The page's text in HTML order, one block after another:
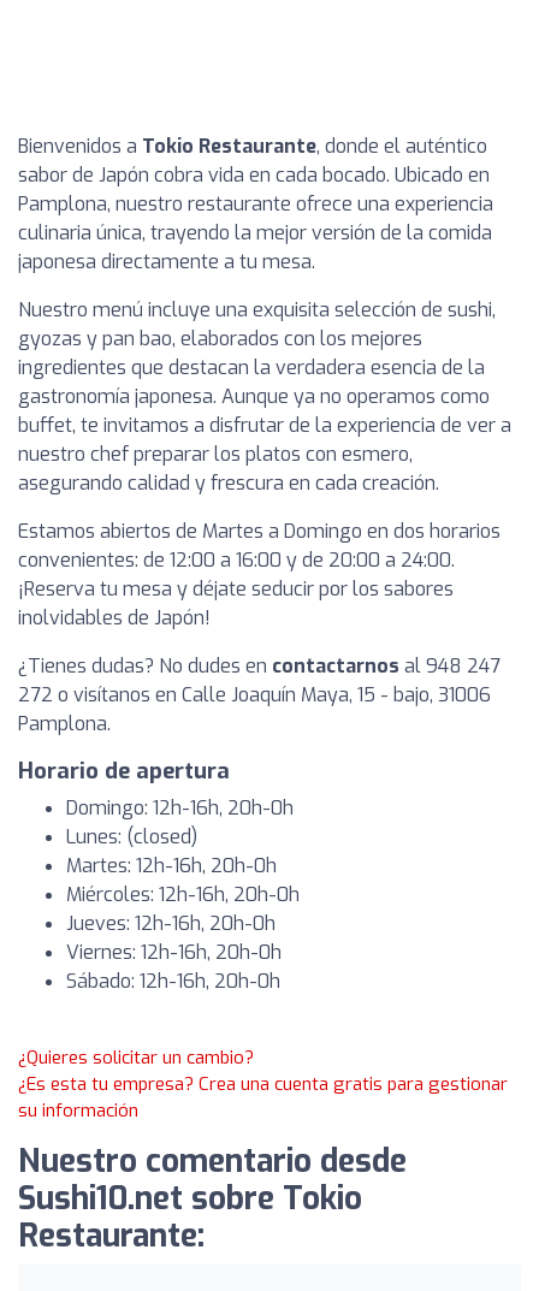
Bienvenidos a Tokio Restaurante, donde el auténtico
sabor de Japón cobra vida en cada bocado. Ubicado en
Pamplona, nuestro restaurante ofrece una experiencia
culinaria única, trayendo la mejor versión de la comida
japonesa directamente a tu mesa.
Nuestro menú incluye una exquisita selección de sushi,
gyozas y pan bao, elaborados con los mejores
ingredientes que destacan la verdadera esencia de la
gastronomía japonesa. Aunque ya no operamos como
buffet, te invitamos a disfrutar de la experiencia de ver a
nuestro chef preparar los platos con esmero,
asegurando calidad y frescura en cada creación.
Estamos abiertos de Martes a Domingo en dos horarios
convenientes: de 12:00 a 16:00 y de 20:00 a 24:00.
¡Reserva tu mesa y déjate seducir por los sabores
inolvidables de Japón!
¿Tienes dudas? No dudes en contactarnos al 948 247
272 o visítanos en Calle Joaquín Maya, 15 - bajo, 31006
Pamplona.
Horario de apertura
Domingo: 12h-16h, 20h-0h
Lunes: (closed)
Martes: 12h-16h, 20h-0h
Miércoles: 12h-16h, 20h-0h
Jueves: 12h-16h, 20h-0h
Viernes: 12h-16h, 20h-0h
Sábado: 12h-16h, 20h-0h
¿Quieres solicitar un cambio?
¿Es esta tu empresa? Crea una cuenta gratis para gestionar
su información
Nuestro comentario desde
Sushi10.net sobre Tokio
Restaurante: